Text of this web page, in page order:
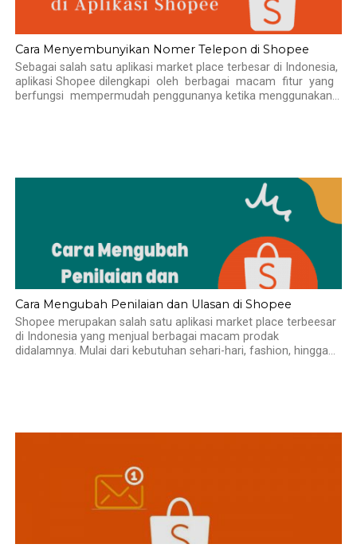
Cara Menyembunyikan Nomer Telepon di Shopee
Sebagai salah satu aplikasi market place terbesar di Indonesia,
aplikasi Shopee dilengkapi oleh berbagai macam fitur yang
berfungsi mempermudah penggunanya ketika menggunakan...
Cara Mengubah Penilaian dan Ulasan di Shopee
Shopee merupakan salah satu aplikasi market place terbeesar
di Indonesia yang menjual berbagai macam prodak
didalamnya. Mulai dari kebutuhan sehari-hari, fashion, hingga...